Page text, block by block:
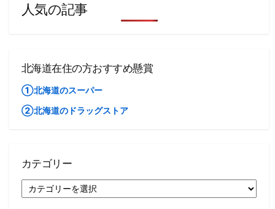
人気の記事
北海道在住の方おすすめ懸賞
①北海道のスーパー
②北海道のドラッグストア
カテゴリー
テ